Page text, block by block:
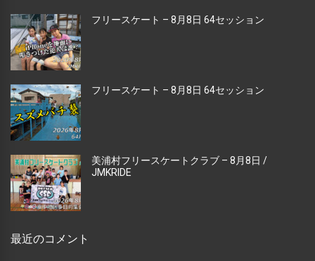
フリースケート – 8月8日 64セッション
フリースケート – 8月8日 64セッション
美浦村フリースケートクラブ – 8月8日 /
JMKRIDE
最近のコメント